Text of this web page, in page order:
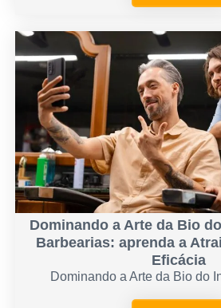
Dominando a Arte da Bio
Barbearias: aprenda a
Eficácia
Dominando a Arte da Bio do